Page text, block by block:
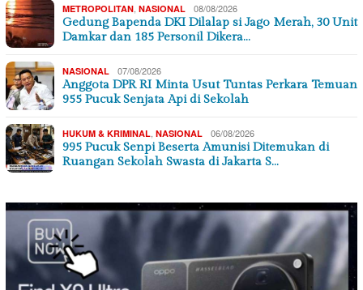
METROPOLITAN NASIONAL 08/08/2026
Gedung Bapenda DKI Dilalap si Jago Merah, 30 Unit
Damkar dan 185 Personil Dikera…
NASIONAL 07/08/2026
Anggota DPR RI Minta Usut Tuntas Perkara Temuan
955 Pucuk Senjata Api di Sekolah
HUKUM & KRIMINAL NASIONAL 06/08/2026
995 Pucuk Senpi Beserta Amunisi Ditemukan di
Ruangan Sekolah Swasta di Jakarta S…